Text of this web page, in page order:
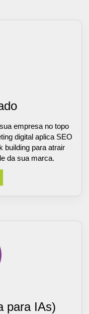
empresa no topo
digital aplica SEO
building para atrair
da sua marca.
para IAs)